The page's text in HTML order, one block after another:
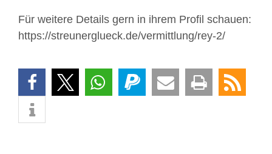
Für weitere Details gern in ihrem Profil schauen:
https://streunerglueck.de/vermittlung/rey-2/